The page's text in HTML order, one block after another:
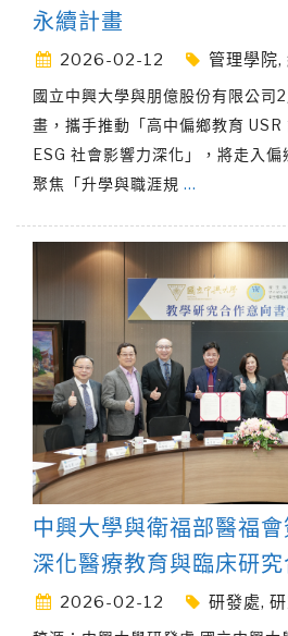
永續計畫
2026-02-12 管理學院,
國立中興大學與朋億股份有限公司
畫，攜手推動「高中偏鄉教育
ESG 社會影響力深化」，將走入偏
聚焦「升學與職涯規 …
中興大學與衛福部醫福
深化醫療教育與臨床研
2026-02-12 研發處,